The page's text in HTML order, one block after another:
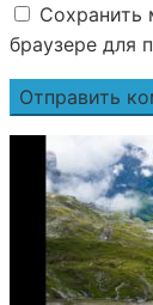
Сохранить
браузере для